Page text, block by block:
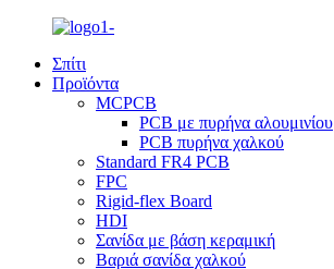
Σπίτι
Προϊόντα
MCPCB
PCB με πυρήνα αλουμινίου
PCB πυρήνα χαλκού
Standard FR4 PCB
FPC
Rigid-flex Board
HDI
Σανίδα με βάση κεραμική
Βαριά σανίδα χαλκού